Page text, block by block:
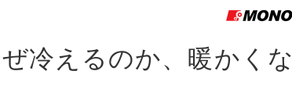
冷えるのか、暖かくな